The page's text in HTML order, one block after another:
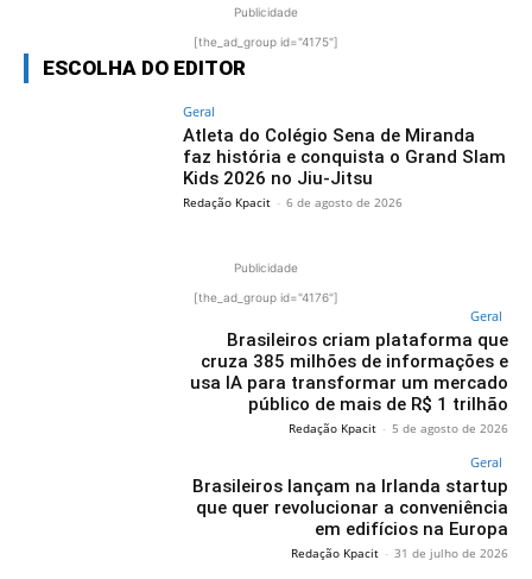
Publicidade
[the_ad_group id="4175"]
ESCOLHA DO EDITOR
Geral
Atleta do Colégio Sena de Miranda
faz história e conquista o Grand Slam
Kids 2026 no Jiu-Jitsu
Redação Kpacit - 6 de agosto de 2026
Publicidade
[the_ad_group id="4176"]
Geral
Brasileiros criam plataforma que
cruza 385 milhões de informações e
usa IA para transformar um mercado
público de mais de R$ 1 trilhão
Redação Kpacit - 5 de agosto de 2026
Geral
Brasileiros lançam na Irlanda startup
que quer revolucionar a conveniência
em edifícios na Europa
Redação Kpacit - 31 de julho de 2026